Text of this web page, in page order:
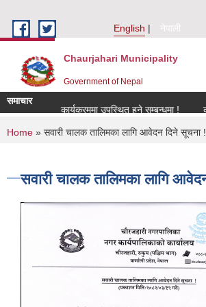
English
नेपाली
Chaurjahari Municipality
Government of Nepal
समाचार
कार्यक्रममा उपस्थित हुने सम्बन्धमा !
You are here
Home » सवारी चालक तालिमका लागि आवेदन दिने सूचना !
सवारी चालक तालिमका लागि